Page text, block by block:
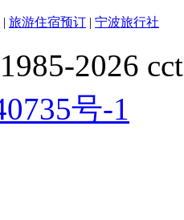
| 旅游住宿预订 | 宁波旅行社
2026
号-1